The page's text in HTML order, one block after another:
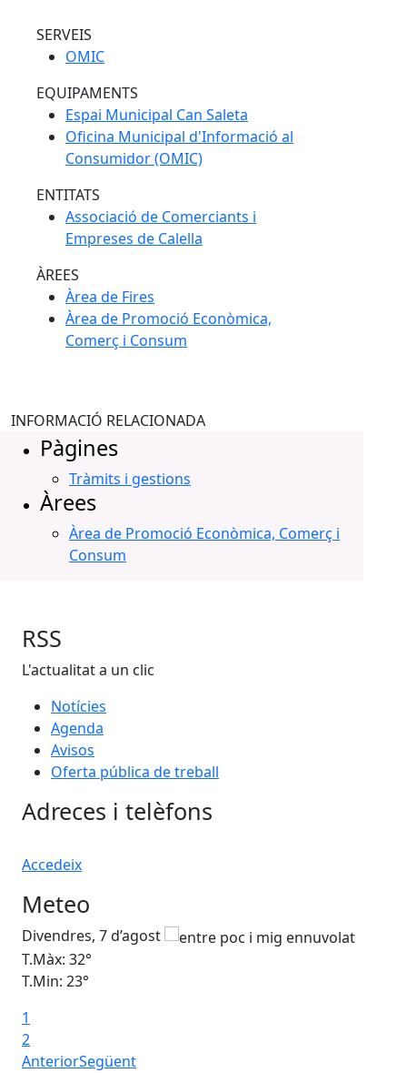
SERVEIS
OMIC
EQUIPAMENTS
Espai Municipal Can Saleta
Oficina Municipal d'Informació al
Consumidor (OMIC)
ENTITATS
Associació de Comerciants i
Empreses de Calella
ÀREES
Àrea de Fires
Àrea de Promoció Econòmica,
Comerç i Consum
INFORMACIÓ RELACIONADA
Pàgines
Tràmits i gestions
Àrees
Àrea de Promoció Econòmica, Comerç i
Consum
RSS
L'actualitat a un clic
Notícies
Agenda
Avisos
Oferta pública de treball
Adreces i telèfons
Accedeix
Meteo
Divendres, 7 d’agost
T.Màx: 32°
T.Min: 23°
1
2
AnteriorSegüent